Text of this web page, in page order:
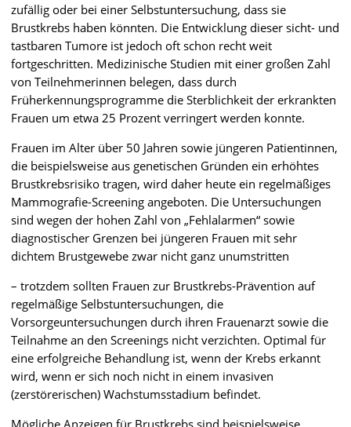
zufällig oder bei einer Selbstuntersuchung, dass sie
Brustkrebs haben könnten. Die Entwicklung dieser sicht- und
tastbaren Tumore ist jedoch oft schon recht weit
fortgeschritten. Medizinische Studien mit einer großen Zahl
von Teilnehmerinnen belegen, dass durch
Früherkennungsprogramme die Sterblichkeit der erkrankten
Frauen um etwa 25 Prozent verringert werden konnte.
Frauen im Alter über 50 Jahren sowie jüngeren Patientinnen,
die beispielsweise aus genetischen Gründen ein erhöhtes
Brustkrebsrisiko tragen, wird daher heute ein regelmäßiges
Mammografie-Screening angeboten. Die Untersuchungen
sind wegen der hohen Zahl von „Fehlalarmen“ sowie
diagnostischer Grenzen bei jüngeren Frauen mit sehr
dichtem Brustgewebe zwar nicht ganz unumstritten
– trotzdem sollten Frauen zur Brustkrebs-Prävention auf
regelmäßige Selbstuntersuchungen, die
Vorsorgeuntersuchungen durch ihren Frauenarzt sowie die
Teilnahme an den Screenings nicht verzichten. Optimal für
eine erfolgreiche Behandlung ist, wenn der Krebs erkannt
wird, wenn er sich noch nicht in einem invasiven
(zerstörerischen) Wachstumsstadium befindet.
Mögliche Anzeigen für Brustkrebs sind beispielsweise